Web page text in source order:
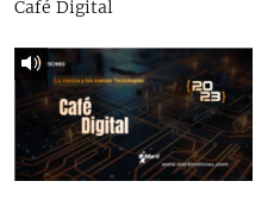
Café Digital